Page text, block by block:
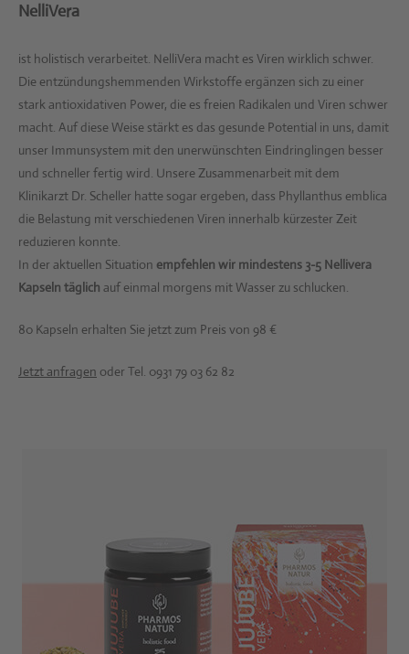
NelliVera
ist holistisch verarbeitet. NelliVera macht es Viren wirklich schwer.
Die entzündungshemmenden Wirkstoffe ergänzen sich zu einer
stark antioxidativen Power, die es freien Radikalen und Viren schwer
macht. Auf diese Weise stärkt es das gesunde Potential in uns, damit
unser Immunsystem mit den unerwünschten Eindringlingen besser
und schneller fertig wird. Unsere Zusammenarbeit mit dem
Klinikarzt Dr. Scheller hatte sogar ergeben, dass Phyllanthus emblica
die Belastung mit verschiedenen Viren innerhalb kürzester Zeit
reduzieren konnte.
In der aktuellen Situation empfehlen wir mindestens 3-5 Nellivera
Kapseln täglich auf einmal morgens mit Wasser zu schlucken.
80 Kapseln erhalten Sie jetzt zum Preis von 98 €
Jetzt anfragen oder Tel. 0931 79 03 62 82